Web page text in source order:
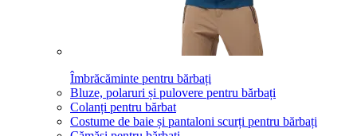
Îmbrăcăminte pentru bărbați
Bluze, polaruri și pulovere pentru bărbați
Colanți pentru bărbat
Costume de baie și pantaloni scurți pentru bărbați